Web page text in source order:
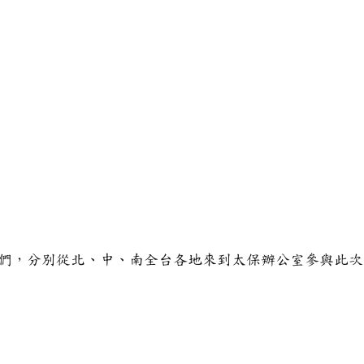
，分別從北、中、南全台各地來到太保辦公室參與此